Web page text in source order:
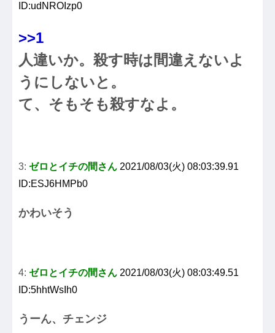
ID:udNROIzp0
>>1
人違いか。殺す時は間違えないよ
うにしないと。
て、そもそも殺すなよ。
3: ゼロとイチの間さん 2021/08/03(火) 08:03:39.91
ID:ESJ6HMPb0
かわいそう
4: ゼロとイチの間さん 2021/08/03(火) 08:03:49.51
ID:5hhtWsIh0
うーん、チェンジ